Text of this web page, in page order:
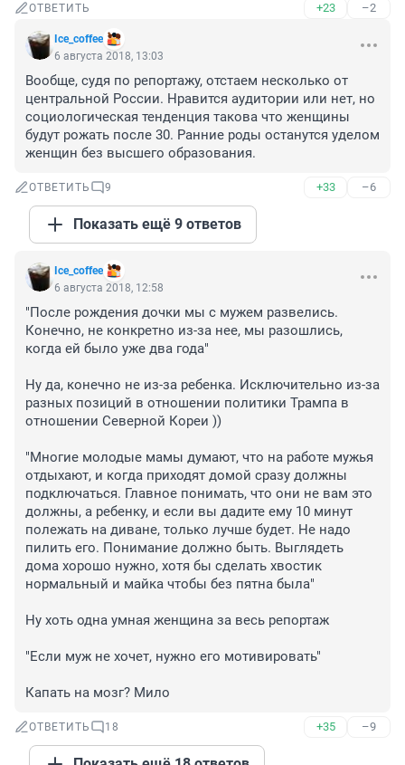
ОТВЕТИТЬ +23 –2
Ice_coffee
6 августа 2018, 13:03
Вообще, судя по репортажу, отстаем несколько от
центральной России. Нравится аудитории или нет, но
социологическая тенденция такова что женщины
будут рожать после 30. Ранние роды останутся уделом
женщин без высшего образования.
ОТВЕТИТЬ 9 +33 –6
Показать ещё 9 ответов
Ice_coffee
6 августа 2018, 12:58
"После рождения дочки мы с мужем развелись.
Конечно, не конкретно из-за нее, мы разошлись,
когда ей было уже два года"
Ну да, конечно не из-за ребенка. Исключительно из-за
разных позиций в отношении политики Трампа в
отношении Северной Кореи ))
"Многие молодые мамы думают, что на работе мужья
отдыхают, и когда приходят домой сразу должны
подключаться. Главное понимать, что они не вам это
должны, а ребенку, и если вы дадите ему 10 минут
полежать на диване, только лучше будет. Не надо
пилить его. Понимание должно быть. Выглядеть
дома хорошо нужно, хотя бы сделать хвостик
нормальный и майка чтобы без пятна была"
Ну хоть одна умная женщина за весь репортаж
"Если муж не хочет, нужно его мотивировать"
Капать на мозг? Мило
ОТВЕТИТЬ 18 +35 –9